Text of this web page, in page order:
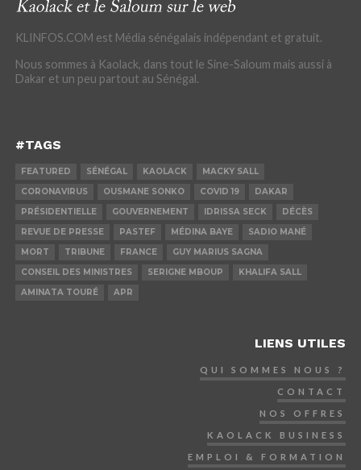
KLINFOS.COM est Média sénégalais indépendant et gratuit.
Nous sommes à Kaolack, dans tout le Sine-Saloum mais aussi à
Dakar et un peu partout au Sénégal.
#TAGS
FEATURED SÉNÉGAL KAOLACK
MACKY SALL
CORONAVIRUS
OUSMANE SONKO COVID 19
DAKAR
PRÉSIDENTIELLE
GOUVERNEMENT IDRISSA SECK
DÉCÈS
REVUE DE PRESSE
PASTEF MÉDINA BAYE
SADIO MANÉ
MORT
TRIBUNE FRANCE
GUY MARIUS SAGNA
CONSEIL DES MINISTRES
SERIGNE MBOUP
KHALIFA SALL
AMINATA TOURÉ
APR
LIENS UTILES
QUI SOMMES NOUS ?
CONTACT
NOS OFFRES
KAOLACK BUSINESS
EMPLOI & FORMATION